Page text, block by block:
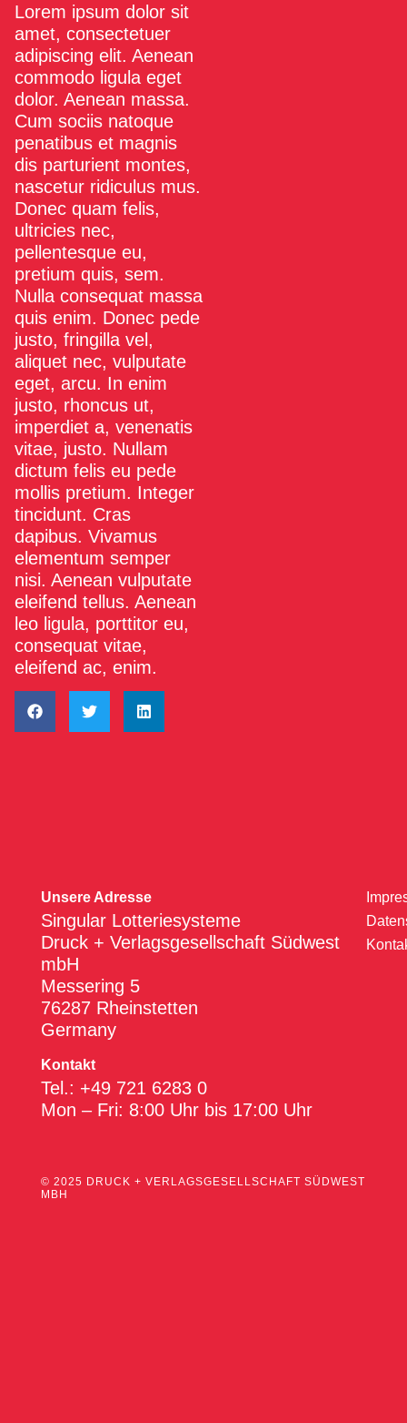
Lorem ipsum dolor sit
amet, consectetuer
adipiscing elit. Aenean
commodo ligula eget
dolor. Aenean massa.
Cum sociis natoque
penatibus et magnis
dis parturient montes,
nascetur ridiculus mus.
Donec quam felis,
ultricies nec,
pellentesque eu,
pretium quis, sem.
Nulla consequat massa
quis enim. Donec pede
justo, fringilla vel,
aliquet nec, vulputate
eget, arcu. In enim
justo, rhoncus ut,
imperdiet a, venenatis
vitae, justo. Nullam
dictum felis eu pede
mollis pretium. Integer
tincidunt. Cras
dapibus. Vivamus
elementum semper
nisi. Aenean vulputate
eleifend tellus. Aenean
leo ligula, porttitor eu,
consequat vitae,
eleifend ac, enim.
Unsere Adresse
Singular Lotteriesysteme
Druck + Verlagsgesellschaft Südwest
mbH
Messering 5
76287 Rheinstetten
Germany
Kontakt
Tel.: +49 721 6283 0
Mon – Fri: 8:00 Uhr bis 17:00 Uhr
© 2025 DRUCK + VERLAGSGESELLSCHAFT SÜDWEST
MBH